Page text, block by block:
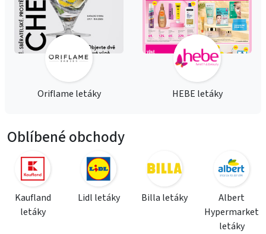
Oriflame letáky HEBE letáky
Oblíbené obchody
Kaufland
letáky
Lidl letáky Billa letáky
Albert
Hypermarket
letáky